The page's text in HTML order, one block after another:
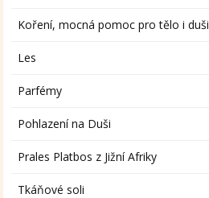
Koření, mocná pomoc pro tělo i duši
Les
Parfémy
Pohlazení na Duši
Prales Platbos z Jižní Afriky
Tkáňové soli